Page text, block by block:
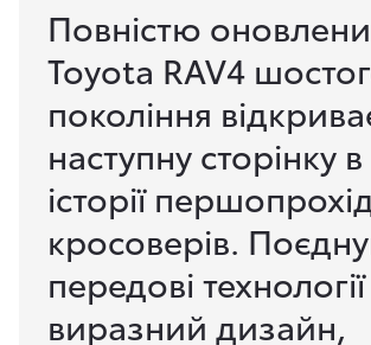
Повністю
Toyota RAV4
покоління
наступну сторінку в
історії
кросоверів.
передові
виразний дизайн,